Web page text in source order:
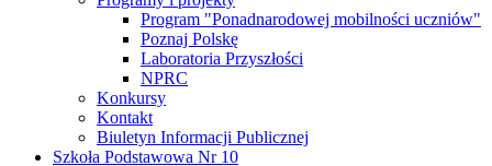
Program "Ponadnarodowej mobilności uczniów"
Poznaj Polskę
Laboratoria Przyszłości
NPRC
Konkursy
Kontakt
Biuletyn Informacji Publicznej
Szkoła Podstawowa Nr 10